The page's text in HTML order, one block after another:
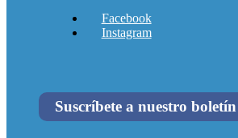
Facebook
Instagram
Suscríbete a nuestro